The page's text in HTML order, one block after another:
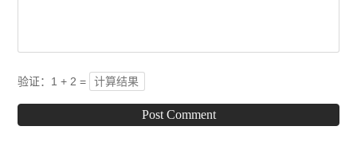
验证：1 + 2 =
Post Comment